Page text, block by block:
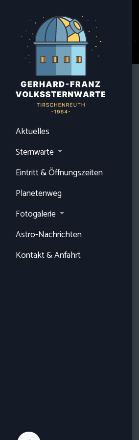
Aktuelles
Sternwarte
Eintritt & Öffnungszeiten
Planetenweg
Fotogalerie
Astro-Nachrichten
Kontakt & Anfahrt